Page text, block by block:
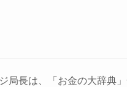
局長は、「お金の大辞典